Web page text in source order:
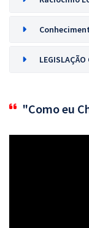
LEGISLAÇÃO
"Como eu